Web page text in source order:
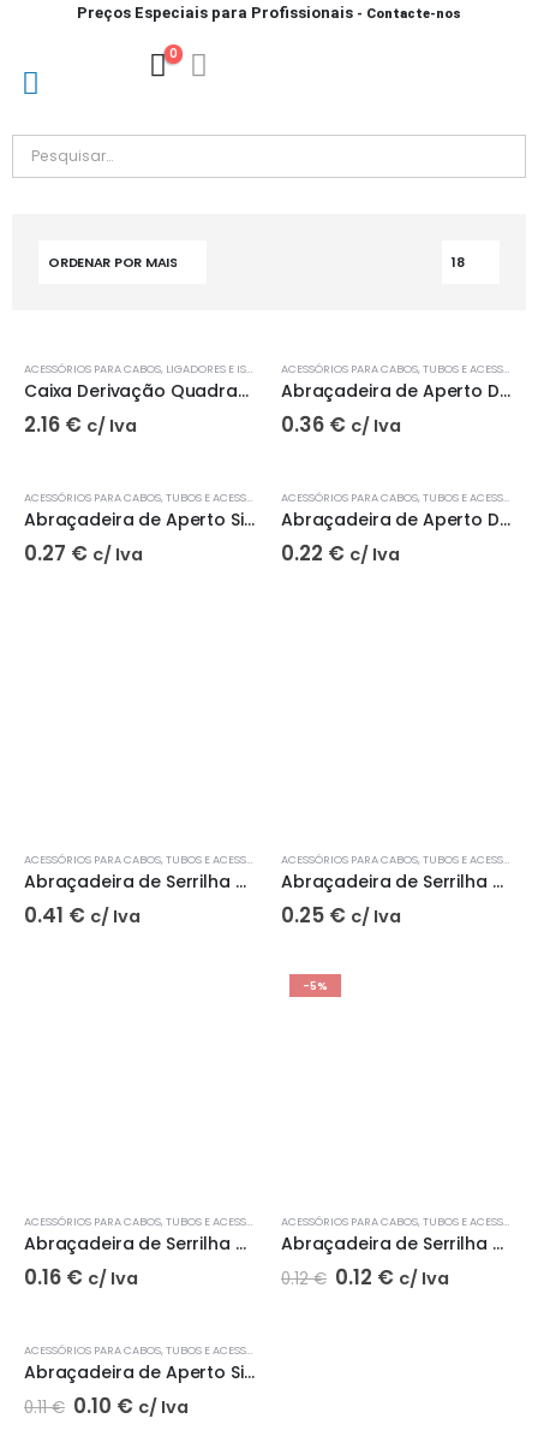
Preços Especiais para Profissionais - Contacte-nos
0
ACESSÓRIOS PARA CABOS, LIGADORES E ISOLAMENTO
Caixa Derivação Quadrada C/4 Bornes 324/4 | JSL
2.16 € c/ Iva
ACESSÓRIOS PARA CABOS,TUBOS E ACESSÓRIOS
Abraçadeira de Aperto Duplo 306/2 | JSL
0.36 € c/ Iva
ACESSÓRIOS PARA CABOS,TUBOS E ACESSÓRIOS
Abraçadeira de Aperto Simples 306 | JSL
0.27 € c/ Iva
ACESSÓRIOS PARA CABOS,TUBOS E ACESSÓRIOS
Abraçadeira de Aperto Duplo 305/2 | JSL
0.22 € c/ Iva
ACESSÓRIOS PARA CABOS,TUBOS E ACESSÓRIOS
Abraçadeira de Serrilha Cinza 2039 | JSL
0.41 € c/ Iva
ACESSÓRIOS PARA CABOS,TUBOS E ACESSÓRIOS
Abraçadeira de Serrilha Cinza 2038 | JSL
0.25 € c/ Iva
ACESSÓRIOS PARA CABOS,TUBOS E ACESSÓRIOS
Abraçadeira de Serrilha Cinza 2037 | JSL
0.16 € c/ Iva
-5%
ACESSÓRIOS PARA CABOS,TUBOS E ACESSÓRIOS
Abraçadeira de Serrilha Cinza 2036 | JSL
0.12€ 0.12 € c/ Iva
-6%
ACESSÓRIOS PARA CABOS,TUBOS E ACESSÓRIOS
Abraçadeira de Aperto Simples 305 | JSL
0.11€ 0.10 € c/ Iva